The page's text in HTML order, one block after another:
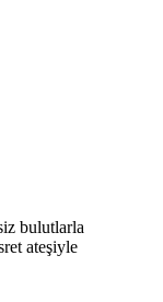
bulutlarla
ateşiyle